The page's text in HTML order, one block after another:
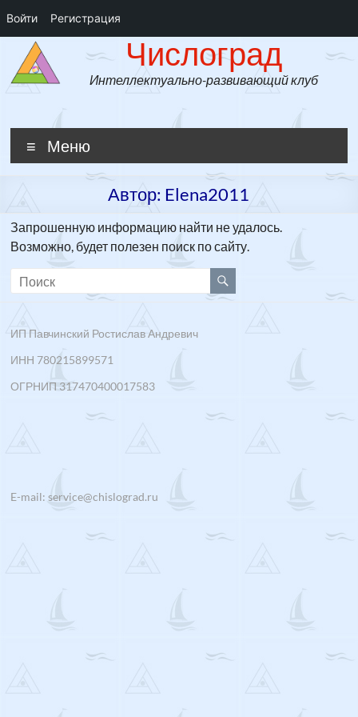
Войти Регистрация
Перейти
содержимому
ЧислоградЧислоград
Интеллектуально-развивающий клуб
Меню
Автор: Elena2011
Запрошенную информацию найти не удалось.
Возможно, будет полезен поиск по сайту.
ИП Павчинский Ростислав Андревич
ИНН 780215899571
ОГРНИП 317470400017583
E-mail: service@chislograd.ru